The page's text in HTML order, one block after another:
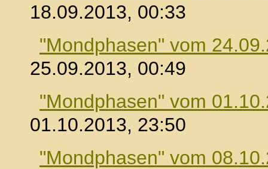
18.09.2013, 00:33
"Mondphasen" vom
25.09.2013, 00:49
"Mondphasen" vom
01.10.2013, 23:50
"Mondphasen" vom